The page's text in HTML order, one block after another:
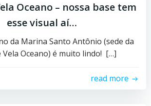
Oceano – nossa base tem
esse visual aí…
da Marina Santo Antônio (sede da
Vela Oceano) é muito lindo! […]
read more